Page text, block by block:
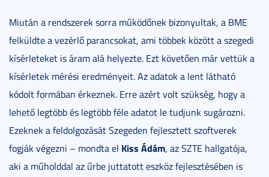
Miután a rendszerek sorra működőnek bizonyultak, a BME
felküldte a vezérlő parancsokat, ami többek között a szegedi
kísérleteket is áram alá helyezte. Ezt követően már vettük a
kísérletek mérési eredményeit. Az adatok a lent látható
kódolt formában érkeznek. Erre azért volt szükség, hogy a
lehető legtöbb és legtöbb féle adatot le tudjunk sugározni.
Ezeknek a feldolgozását Szegeden fejlesztett szoftverek
fogják végezni – mondta el Kiss Ádám, az SZTE hallgatója,
aki a műholddal az űrbe juttatott eszköz fejlesztésében is